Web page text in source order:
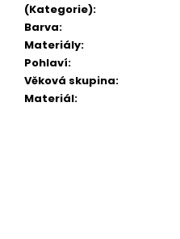
(Kategorie):
Barva:
Materiály:
Pohlaví:
Věková skupina:
Materiál: